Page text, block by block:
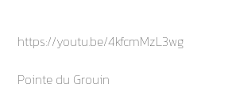
https://youtu.be/4kfcmMzL3wg
Pointe du Grouin